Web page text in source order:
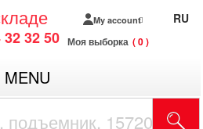
32 32 50
My account
Моя выборка 0
RU
MENU